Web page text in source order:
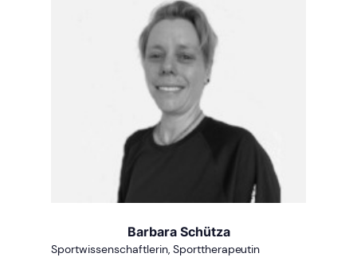
Barbara Schütza
Sportwissenschaftlerin, Sporttherapeutin